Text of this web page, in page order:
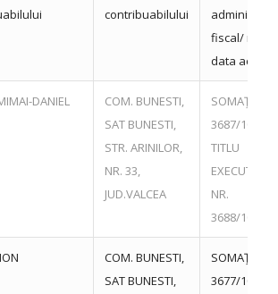
contribuabilului
administraţi
fiscal/ nr. şi
data actului
DANIEL
COM. BUNESTI,
SAT BUNESTI,
STR. ARINILOR,
NR. 33,
JUD.VALCEA
SOMAŢIE
3687/
TITLU
EXECUTORIU
NR.
3688/
COM. BUNESTI,
SAT BUNESTI,
SOMAŢIE
3677/